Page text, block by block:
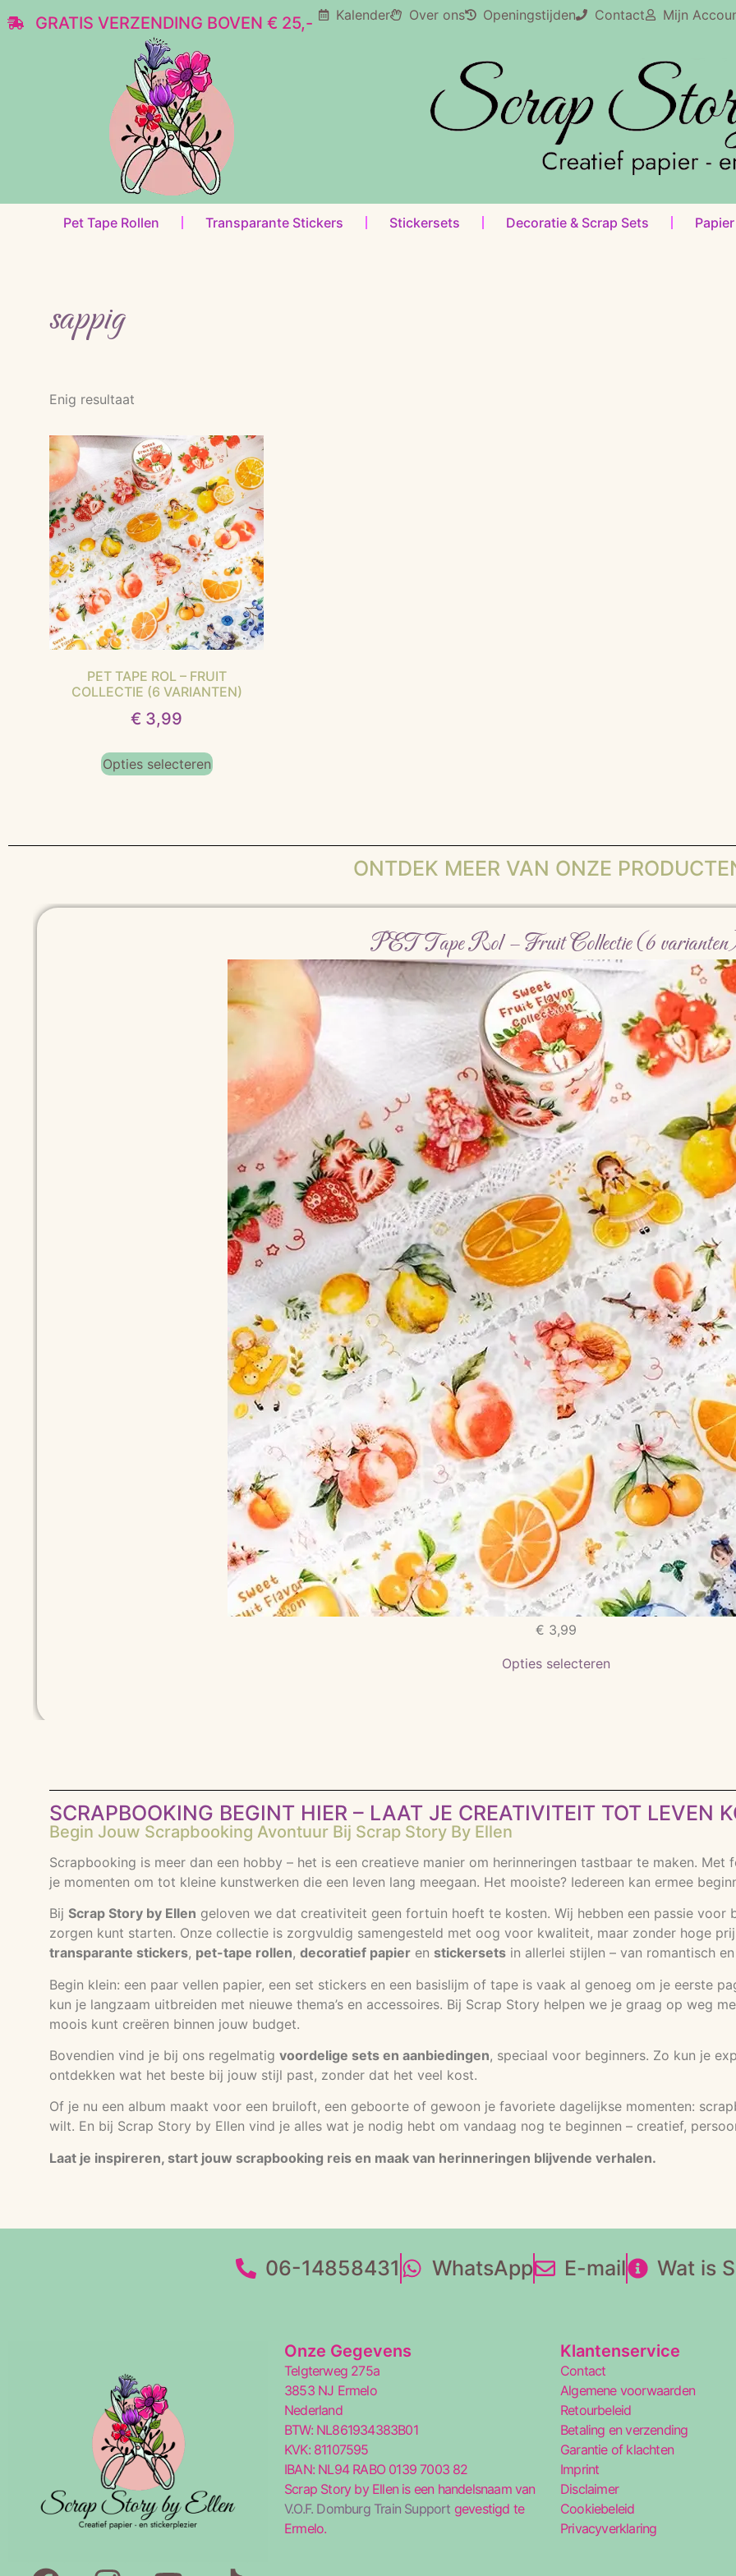
GRATIS VERZENDING BOVEN € 25,- Kalender Over ons Openingstijden Contact Mijn
Pet Tape Rollen Transparante Stickers Stickersets Decoratie & Scrap Sets
sappig
Enig resultaat
PET TAPE ROL – FRUIT
COLLECTIE (6 VARIANTEN)
€ 3,99
Opties selecteren
ONTDEK MEER VAN ONZE
PET Tape Rol – Fruit Collectie (6
€ 3,99
Opties selecteren
SCRAPBOOKING BEGINT HIER – LAAT JE CREATIVITEIT TOT LEVEN
Begin Jouw Scrapbooking Avontuur Bij Scrap Story By Ellen
Scrapbooking is meer dan een hobby – het is een creatieve manier om herinneringen tastbaar te maken. Met
je momenten om tot kleine kunstwerken die een leven lang meegaan. Het mooiste? Iedereen kan ermee
Bij Scrap Story by Ellen geloven we dat creativiteit geen fortuin hoeft te kosten. Wij hebben een passie voor
zorgen kunt starten. Onze collectie is zorgvuldig samengesteld met oog voor kwaliteit, maar zonder hoge
transparante stickers, pet-tape rollen, decoratief papier en stickersets in allerlei stijlen – van romantisch
Begin klein: een paar vellen papier, een set stickers en een basislijm of tape is vaak al genoeg om je eerste
kun je langzaam uitbreiden met nieuwe thema’s en accessoires. Bij Scrap Story helpen we je graag op weg
moois kunt creëren binnen jouw budget.
Bovendien vind je bij ons regelmatig voordelige sets en aanbiedingen, speciaal voor beginners. Zo kun je
ontdekken wat het beste bij jouw stijl past, zonder dat het veel kost.
Of je nu een album maakt voor een bruiloft, een geboorte of gewoon je favoriete dagelijkse momenten:
wilt. En bij Scrap Story by Ellen vind je alles wat je nodig hebt om vandaag nog te beginnen – creatief,
Laat je inspireren, start jouw scrapbooking reis en maak van herinneringen blijvende verhalen.
06-14858431 WhatsApp E-mail Wat is
Onze Gegevens
Telgterweg 275a
3853 NJ Ermelo
Nederland
BTW: NL861934383B01
KVK: 81107595
IBAN: NL94 RABO 0139 7003 82
Scrap Story by Ellen is een handelsnaam van
V.O.F. Domburg Train Support gevestigd te
Ermelo.
Klantenservice
Contact
Algemene voorwaarden
Retourbeleid
Betaling en verzending
Garantie of klachten
Imprint
Disclaimer
Cookiebeleid
Privacyverklaring